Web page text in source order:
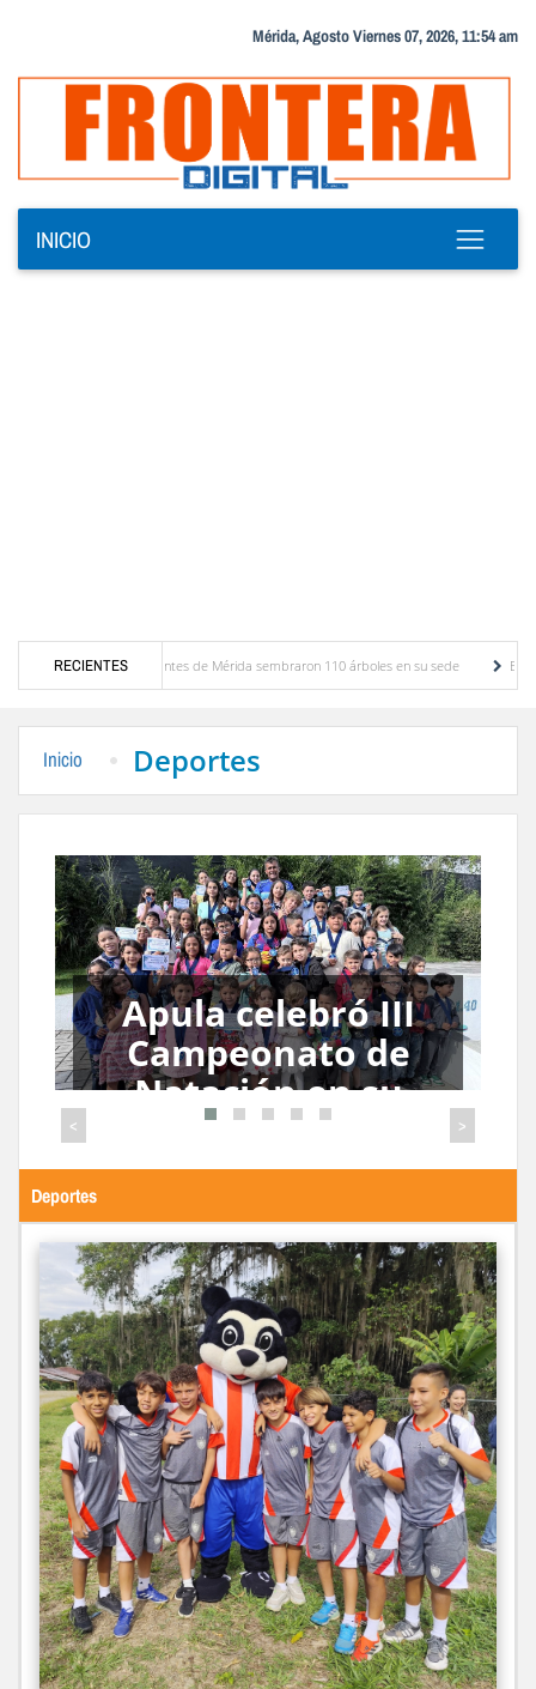
Mérida, Agosto Viernes 07, 2026, 11:54 am
INICIO
RECIENTESExpertos inspeccionan espacios del OAN para la instalación del detector
Inicio Deportes
Síntesis deportiva
por Avelino
Avancin
< >
Deportes